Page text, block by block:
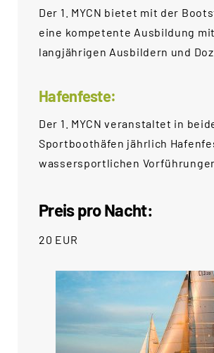
for:
Der 1. MYCN bietet mit der
eine kompetente Ausbildung mit
langjährigen Ausbildern und
Hafenfeste:
Der 1. MYCN veranstaltet in
Sportboothäfen jährlich
wassersportlichen
Preis pro Nacht:
20 EUR